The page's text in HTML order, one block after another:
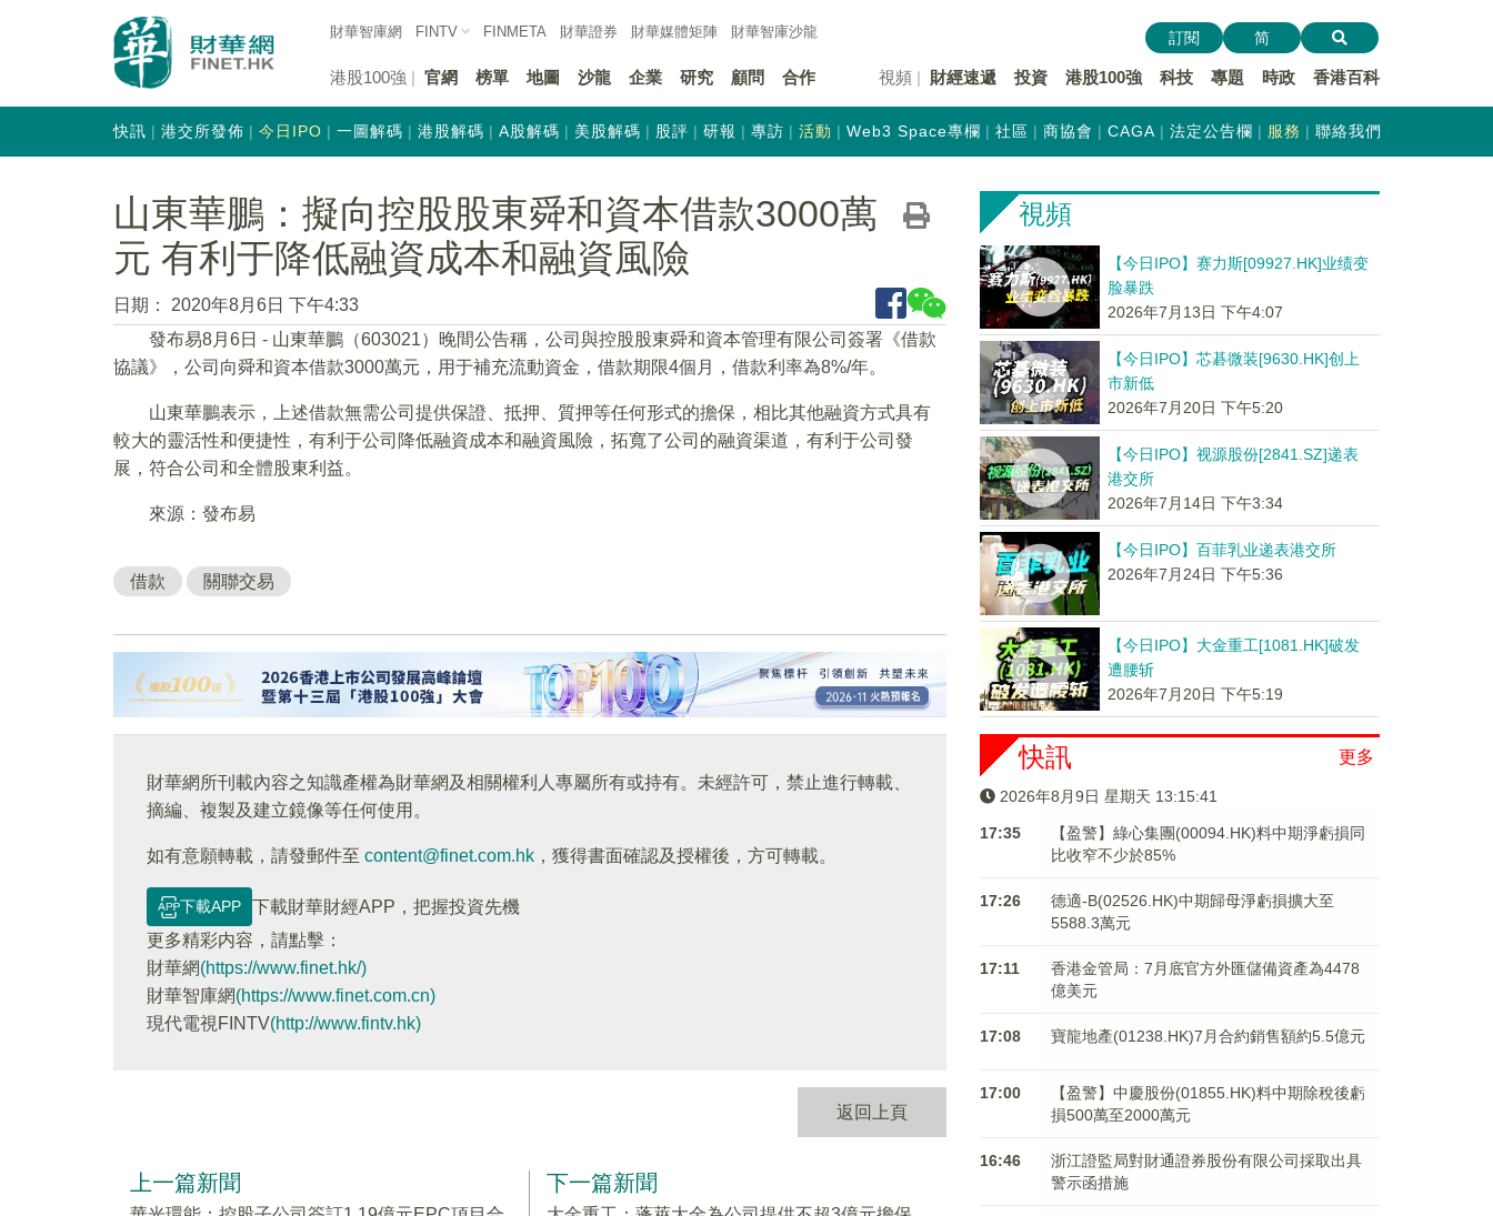
財華智庫網 FINTV FINMETA 財華證券 財華媒體矩陣 財華智庫沙龍
港股100強 官網 榜單 地圖 沙龍 企業 研究 顧問 合作 視頻 財經速遞 投資 港股100強 科技 專題 時政 香港百科
訂閱 简
快訊 港交所發佈 今日IPO 一圖解碼 港股解碼 A股解碼 美股解碼 股評 研報 專訪 活動 Web3 Space專欄 社區 商協會 CAGA 法定公告欄 服務 聯絡我們
山東華鵬：擬向控股股東舜和資本借款3000萬
元 有利于降低融資成本和融資風險
日期：
2020年8月6日 下午4:33
發布易8月6日 - 山東華鵬（603021）晚間公告稱，公司與控股股東舜和資本管理有限公司簽署《借款
協議》，公司向舜和資本借款3000萬元，用于補充流動資金，借款期限4個月，借款利率為8%/年。
山東華鵬表示，上述借款無需公司提供保證、抵押、質押等任何形式的擔保，相比其他融資方式具有
較大的靈活性和便捷性，有利于公司降低融資成本和融資風險，拓寬了公司的融資渠道，有利于公司發
展，符合公司和全體股東利益。
來源：發布易
借款 關聯交易
財華網所刊載內容之知識產權為財華網及相關權利人專屬所有或持有。未經許可，禁止進行轉載、
摘編、複製及建立鏡像等任何使用。
如有意願轉載，請發郵件至 content@finet.com.hk ，獲得書面確認及授權後，方可轉載。
下載APP
下載財華財經APP，把握投資先機
更多精彩内容，請點擊：
財華網(https://www.finet.hk/)
財華智庫網(https://www.finet.com.cn)
現代電視FINTV(http://www.fintv.hk)
返回上頁
上一篇新聞 下一篇新聞
視頻
【今日IPO】赛力斯[09927.HK]业绩变
脸暴跌
2026年7月13日 下午4:07
【今日IPO】芯碁微装[9630.HK]创上
市新低
2026年7月20日 下午5:20
【今日IPO】视源股份[2841.SZ]递表
港交所
2026年7月14日 下午3:34
【今日IPO】百菲乳业递表港交所
2026年7月24日 下午5:36
【今日IPO】大金重工[1081.HK]破发
遭腰斩
2026年7月20日 下午5:19
更多
快訊
2026年8月9日 星期天 13:15:41
17:35
【盈警】綠心集團(00094.HK)料中期淨虧損同
比收窄不少於85%
17:26
德適-B(02526.HK)中期歸母淨虧損擴大至
5588.3萬元
17:11
香港金管局：7月底官方外匯儲備資產為4478
億美元
17:08 寶龍地產(01238.HK)7月合約銷售額約5.5億元
17:00
【盈警】中慶股份(01855.HK)料中期除稅後虧
損500萬至2000萬元
16:46
浙江證監局對財通證券股份有限公司採取出具
警示函措施